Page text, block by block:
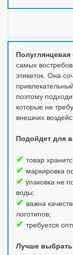
самых
этикеток. Она
поэтому
которые не
внешних
Подойдет для
✔ товар
✔ маркировка
✔ упаковка не
воды;
✔ важна
логотипов;
✔ требуется
Лучше выбрать